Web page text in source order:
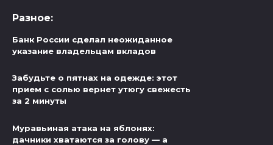
Разное:
Банк России сделал неожиданное
указание владельцам вкладов
Забудьте о пятнах на одежде: этот
прием с солью вернет утюгу свежесть
за 2 минуты
Муравьиная атака на яблонях:
дачники хватаются за голову — а